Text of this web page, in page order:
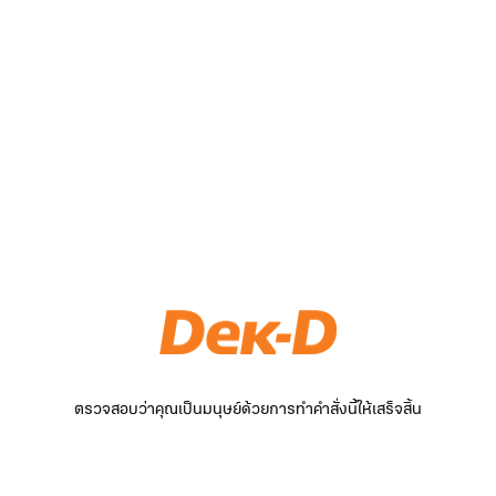
ตรวจสอบว่าคุณเป็นมนุษย์ด้วยการทำคำสั่งนี้ให้เสร็จสิ้น